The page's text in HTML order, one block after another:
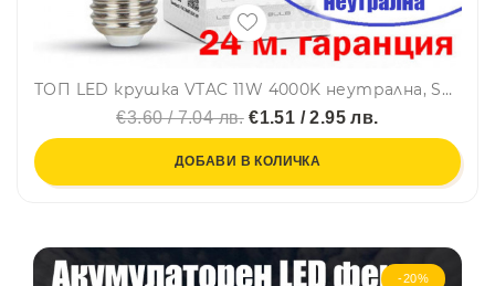
ТОП LED крушка VTAC 11W 4000K неутрална, SAMSUNG чип, Е27, A60, термопластик, нечуплива, 24 мес. гар.
€3.60 / 7.04 лв.€1.51 / 2.95 лв.
ДОБАВИ В КОЛИЧКА
-20%